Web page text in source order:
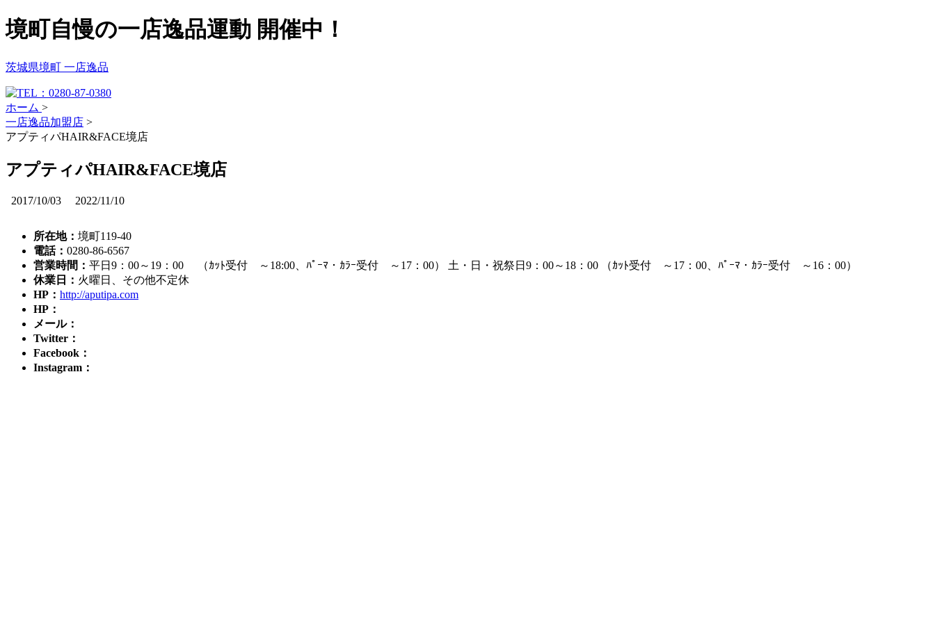
境町自慢の一店逸品運動 開催中！
茨城県境町 一店逸品
ホーム >
一店逸品加盟店 >
アプティパHAIR&FACE境店
アプティパHAIR&FACE境店
2017/10/03 2022/11/10
所在地： 境町119-40
電話： 0280-86-6567
営業時間： 平日9：00～19：00 （ｶｯﾄ受付 ～18:00、ﾊﾟｰﾏ・ｶﾗｰ受付 ～17：00） 土・日・祝祭日9：00～18：00 （ｶｯﾄ受付 ～17：00、ﾊﾟｰﾏ・ｶﾗｰ受付 ～16：00）
休業日： 火曜日、その他不定休
HP： http://aputipa.com
HP：
メール：
Twitter：
Facebook：
Instagram：